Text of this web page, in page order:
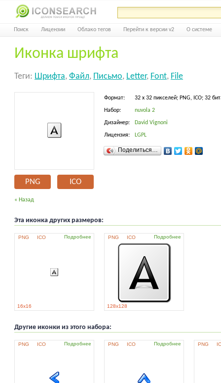
Поиск Лицензии Облако тегов Перейти к версии v2 О системе
Иконка шрифта
Теги: Шрифта, Файл, Письмо, Letter, Font, File
PNG ICO
Формат: 32 x 32 пикселей; PNG, ICO; 32
Набор: nuvola 2
Дизайнер: David Vignoni
Лицензия: LGPL
Поделиться…
« Назад
Эта иконка других размеров:
PNG ICO Подробнее
16x16
PNG ICO Подробнее
128x128
Другие иконки из этого набора:
PNG ICO Подробнее PNG ICO Подробнее PNG